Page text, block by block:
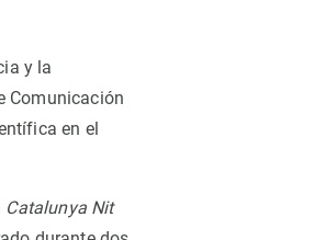
y la
Comunicación
en el
Catalunya Nit